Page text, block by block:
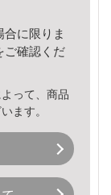
に限りま
ご確認くだ
って、商品
ます。